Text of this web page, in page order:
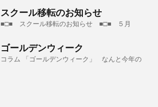
スクール移転のお知らせ
■□■ スクール移転のお知らせ ■□■ ５月
ゴールデンウィーク
コラム 「ゴールデンウィーク」 なんと今年の